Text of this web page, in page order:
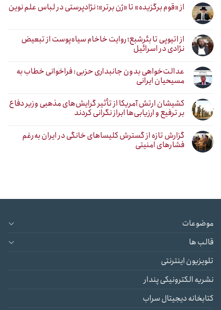
از «قوم برگزیده» تا «ژن برتر»؛ نژادپرستی در لباس علم نوین
از اتیوپی تا بئرشبع؛ روایت خاخام سیاه‌پوست از تبعیض
نژادی در اسرائیل
عدالت‌خواهی بدون جانبداری حزبی: فراخوانی خطاب به
مسیحیان ایرانی
کشیشان ارتش آمریکا از تأثیر گرایش‌های مذهبی وزیر دفاع
بر ترفیع و ارزیابی‌ها ابراز نگرانی کردند
گزارش تازه از گسترش کلیساهای خانگی در ایران به‌رغم
فشارهای امنیتی
موضوعات
قالب ها
تلویزیون اینترنتی
نشریه الکترونیکی پندار
کتابخانه دیجیتال سراب